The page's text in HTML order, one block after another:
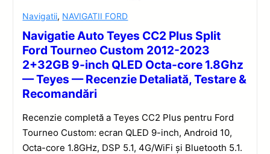
Navigatii, NAVIGATII FORD
Navigatie Auto Teyes CC2 Plus Split
Ford Tourneo Custom 2012-2023
2+32GB 9-inch QLED Octa-core 1.8Ghz
— Teyes — Recenzie Detaliată, Testare &
Recomandări
Recenzie completă a Teyes CC2 Plus pentru Ford
Tourneo Custom: ecran QLED 9-inch, Android 10,
Octa-core 1.8GHz, DSP 5.1, 4G/WiFi și Bluetooth 5.1.